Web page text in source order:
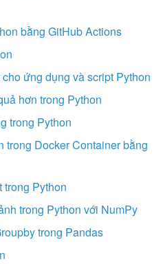
bằng GitHub Actions
ứng dụng và script Python
hơn trong Python
trong Python
trong Docker Container bằng
trong Python
trong Python với NumPy
trong Pandas